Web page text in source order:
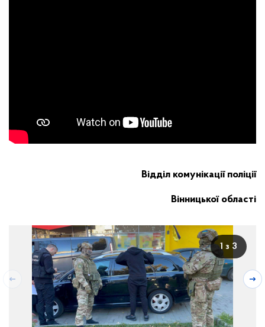
Відділ комунікації поліції
Вінницької області
1 з 3